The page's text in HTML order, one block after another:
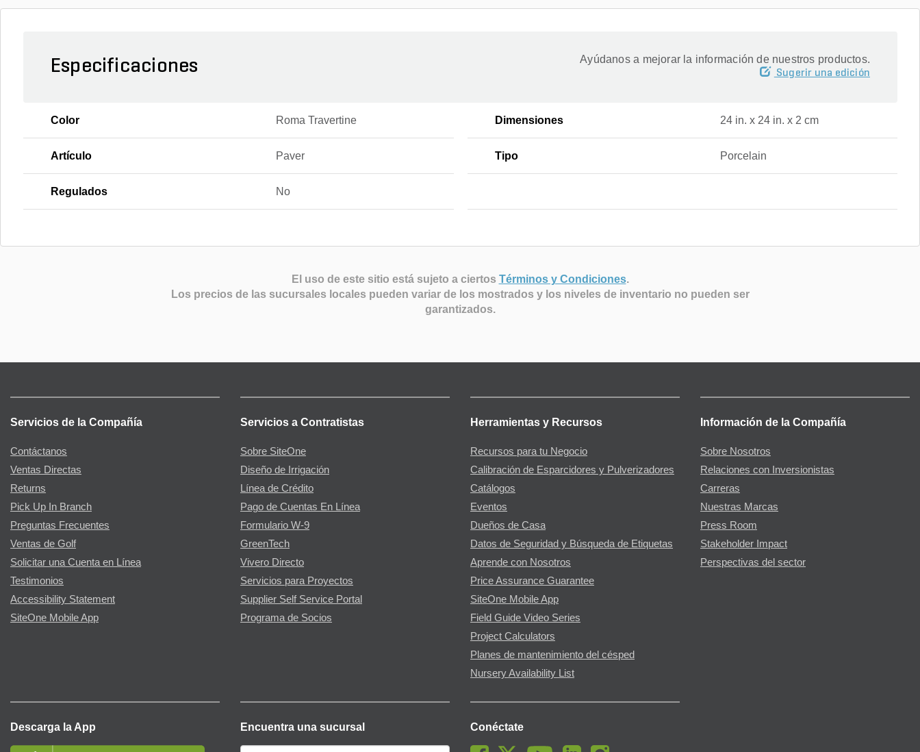
Especificaciones Ayúdanos a mejorar la información de nuestros productos.
Sugerir una edición
Color Roma Travertine Dimensiones 24 in. x 24 in. x 2 cm
Artículo Paver Tipo Porcelain
Regulados No
El uso de este sitio está sujeto a ciertos Términos y Condiciones.
Los precios de las sucursales locales pueden variar de los mostrados y los niveles de inventario no pueden ser
garantizados.
Servicios de la Compañía
Contáctanos
Ventas Directas
Returns
Pick Up In Branch
Preguntas Frecuentes
Ventas de Golf
Solicitar una Cuenta en Línea
Testimonios
Accessibility Statement
SiteOne Mobile App
Servicios a Contratistas
Sobre SiteOne
Diseño de Irrigación
Línea de Crédito
Pago de Cuentas En Línea
Formulario W-9
GreenTech
Vivero Directo
Servicios para Proyectos
Supplier Self Service Portal
Programa de Socios
Herramientas y Recursos
Recursos para tu Negocio
Calibración de Esparcidores y Pulverizadores
Catálogos
Eventos
Dueños de Casa
Datos de Seguridad y Búsqueda de Etiquetas
Aprende con Nosotros
Price Assurance Guarantee
SiteOne Mobile App
Field Guide Video Series
Project Calculators
Planes de mantenimiento del césped
Nursery Availability List
Información de la Compañía
Sobre Nosotros
Relaciones con Inversionistas
Carreras
Nuestras Marcas
Press Room
Stakeholder Impact
Perspectivas del sector
Descarga la App Encuentra una sucursal Conéctate